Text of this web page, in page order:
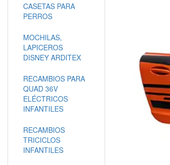
CASETAS PARA
PERROS
MOCHILAS,
LAPICEROS
DISNEY ARDITEX
RECAMBIOS PARA
QUAD 36V
ELÉCTRICOS
INFANTILES
RECAMBIOS
TRICICLOS
INFANTILES